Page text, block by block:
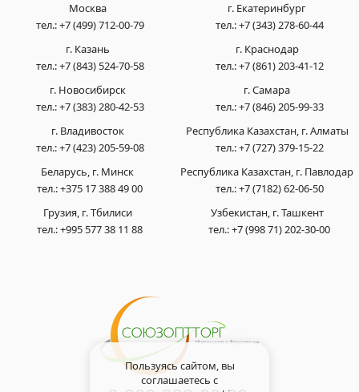
Москва
тел.:+7 (499) 712-00-79
г. Казань
тел.:+7 (843) 524-70-58
г. Новосибирск
тел.:+7 (383) 280-42-53
г. Екатеринбург
тел.:+7 (343) 278-60-44
г. Краснодар
тел.:+7 (861) 203-41-12
г. Самара
тел.:+7 (846) 205-99-33
г. Владивосток
тел.:+7 (423) 205-59-08
Беларусь, г. Минск
тел.:+375 17 388 49 00
Грузия, г. Тбилиси
тел.:+995 577 38 11 88
Республика Казахстан, г. Алматы
тел.:+7 (727) 379-15-22
Республика Казахстан, г. Павлодар
тел.:+7 (7182) 62-06-50
Узбекистан, г. Ташкент
тел.:+7 (998 71) 202-30-00
Пользуясь сайтом, вы
соглашаетесь с